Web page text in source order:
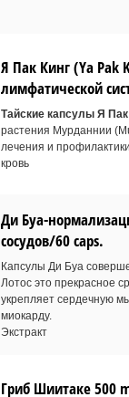
Я Пак Кинг (Ya Pak
лимфатической
Тайские капсулы Я Пак
растения Мурданнии
лечения и
кровь
Ди Буа-
сосудов/60 caps.
Капсулы Ди Буа
Лотос это прекрасное
укрепляет сердечную
миокарду.
Экстракт
Гриб Шиитаке 500